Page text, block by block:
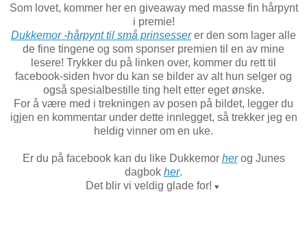
Som lovet, kommer her en giveaway med masse fin hårpynt
i premie!
Dukkemor -hårpynt til små prinsesserer den som lager alle
de fine tingene og som sponser premien til en av mine
lesere! Trykker du på linken over, kommer du rett til
facebook-siden hvor du kan se bilder av alt hun selger og
også spesialbestille ting helt etter eget ønske.
For å være med i trekningen av posen på bildet, legger du
igjen en kommentar under dette innlegget, så trekker jeg en
heldig vinner om en uke.
Er du på facebook kan du like Dukkemor herog Junes
dagbok her.
Det blir vi veldig glade for!♥